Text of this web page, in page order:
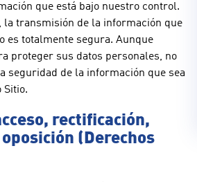
que está bajo nuestro control.
la transmisión de la información que
es totalmente segura. Aunque
proteger sus datos personales, no
seguridad de la información que sea
Sitio.
rectificación,
(Derechos